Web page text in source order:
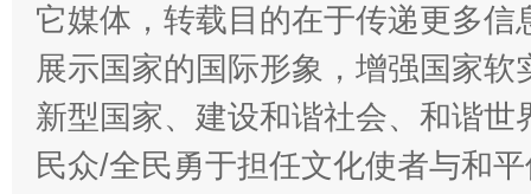
扯下公款旅游的“隐身衣” 如何以
它媒体，转载目的在于传递更多
展示国家的国际形象，增强国家
新型国家、建设和谐社会、和谐
民众/全民勇于担任文化使者与和